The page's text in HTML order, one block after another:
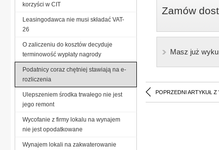
Zamów
Masz już
POPRZEDNI ARTYKUŁ Z
korzyści w CIT
Leasingodawca nie musi składać VAT-
26
O zaliczeniu do kosztów decyduje
terminowość wypłaty nagrody
Podatnicy coraz chętniej stawiają na e-
rozliczenia
Ulepszeniem środka trwałego nie jest
jego remont
Wycofanie z firmy lokalu na wynajem
nie jest opodatkowane
Wynajem lokali na zakwaterowanie